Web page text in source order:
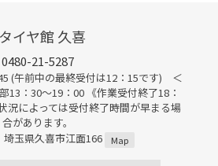
タイヤ館 久喜
0480-21-5287
(午前中の最終受付は12：15です) ＜
：30～19：00 《作業受付終了18：
によっては受付終了時間が早まる場
合があります。
玉県久喜市江面166
Map